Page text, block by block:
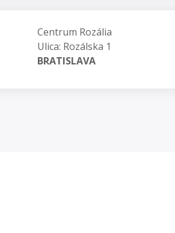
Centrum Rozália
Ulica: Rozálska 1
BRATISLAVA